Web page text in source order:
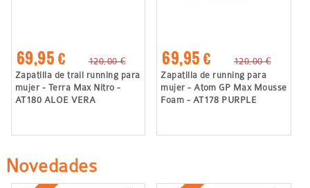
69,95 €
120,00 €
Zapatilla de trail running para
mujer - Terra Max Nitro -
AT180 ALOE VERA
69,95 €
120,00 €
Zapatilla de running para
mujer - Atom GP Max Mousse
Foam - AT178 PURPLE
Novedades